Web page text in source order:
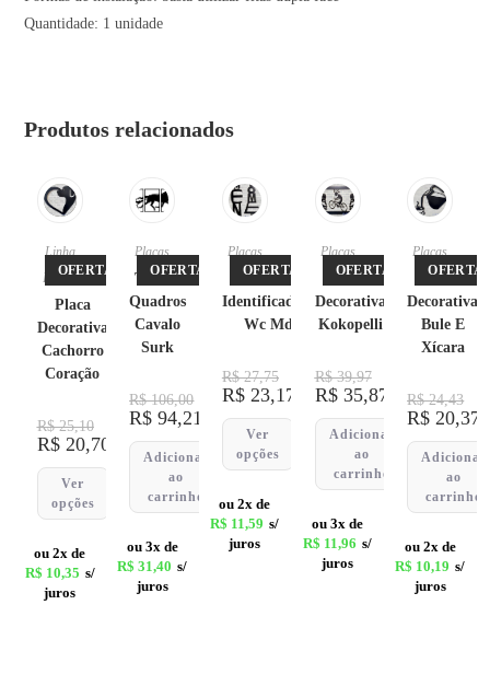
Quantidade: 1 unidade
Produtos relacionados
OFERTA!
Linha
Pet,
Placas
Placa
Decorativa
Cachorro
Coração
R$25,10
R$20,70
Ver
opções
ou 2x de
R$ 10,35 s/
juros
OFERTA!
Placas
Trio de
Quadros
Cavalo
Surk
R$106,00
R$ 94,21
Adicionar
ao
carrinho
ou 3x de
R$ 31,40 s/
juros
OFERTA!
Placas
Placa
Identificadores
Wc Mdf
R$27,75
R$23,17
Ver
opções
ou 2x de
R$ 11,59 s/
juros
OFERTA!
Placas
Placa
Decorativa
Kokopelli
R$39,97
R$35,87
Adicionar
ao
carrinho
ou 3x de
R$ 11,96 s/
juros
OFERTA!
Placas
Placa
Decorativa
Bule E
Xícara
R$24,43
R$ 20,37
Adicionar
ao
carrinho
ou 2x de
R$ 10,19 s/
juros